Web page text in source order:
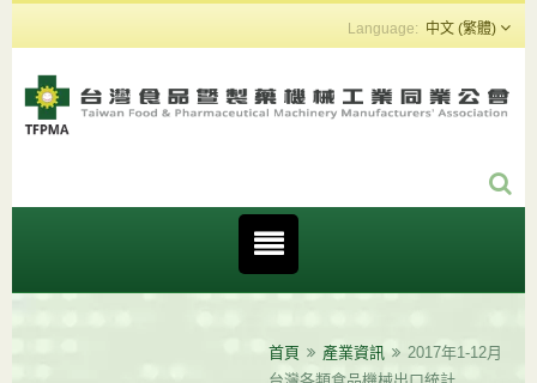
中文 (繁體)
首頁 產業資訊
2017年1-12月